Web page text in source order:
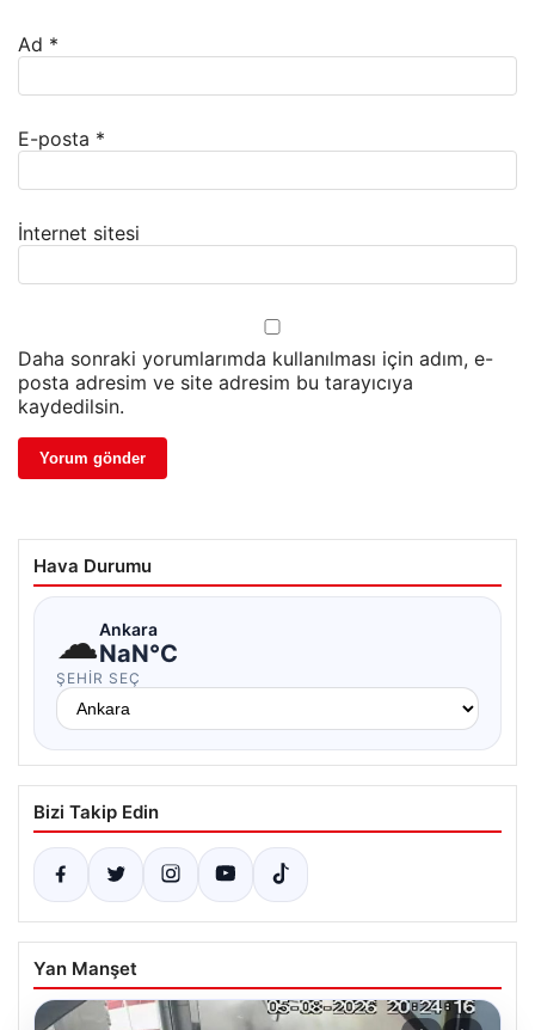
Ad *
E-posta *
İnternet sitesi
Daha sonraki yorumlarımda kullanılması için adım, e-
posta adresim ve site adresim bu tarayıcıya
kaydedilsin.
Hava Durumu
☁Ankara
NaN°C
ŞEHIR SEÇ
Bizi Takip Edin
Yan Manşet